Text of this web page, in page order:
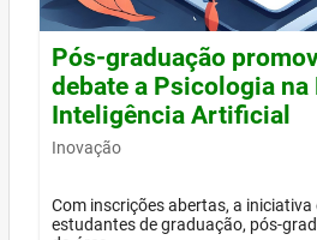
Pós-graduação
debate a Psicologia na
Inteligência Artificial
Inovação
Com inscrições abertas, a iniciativa
estudantes de graduação, pós-